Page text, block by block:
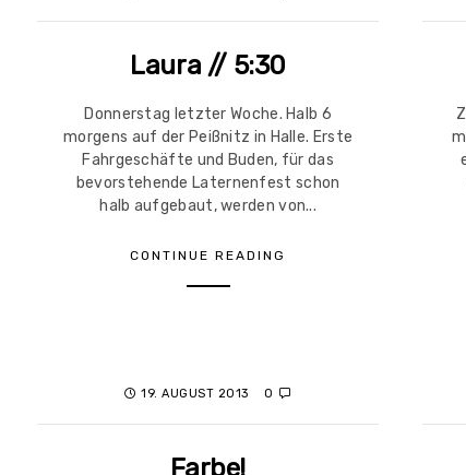
Laura // 5:30
Donnerstag letzter Woche. Halb 6
morgens auf der Peißnitz in Halle. Erste
Fahrgeschäfte und Buden, für das
bevorstehende Laternenfest schon
halb aufgebaut, werden von...
CONTINUE READING
19. AUGUST 2013 0
Farbe!